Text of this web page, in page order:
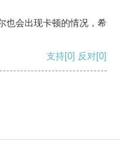
也会出现卡顿的情况，希
支持[0] 反对[0]